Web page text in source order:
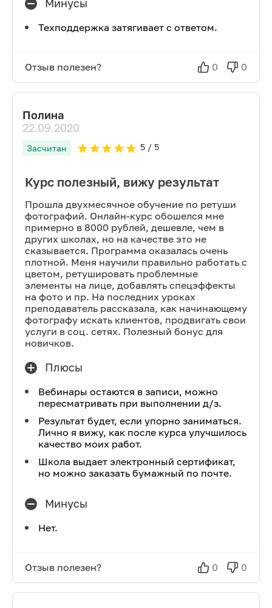
Минусы
Техподдержка затягивает с ответом.
Отзыв полезен? 0 0
Полина
22.09.2020
Засчитан 5/ 5
Курс полезный, вижу результат
Прошла двухмесячное обучение по ретуши
фотографий. Онлайн-курс обошелся мне
примерно в 8000 рублей, дешевле, чем в
других школах, но на качестве это не
сказывается. Программа оказалась очень
плотной. Меня научили правильно работать с
цветом, ретушировать проблемные
элементы на лице, добавлять спецэффекты
на фото и пр. На последних уроках
преподаватель рассказала, как начинающему
фотографу искать клиентов, продвигать свои
услуги в соц. сетях. Полезный бонус для
новичков.
Плюсы
Вебинары остаются в записи, можно
пересматривать при выполнении д/з.
Результат будет, если упорно заниматься.
Лично я вижу, как после курса улучшилось
качество моих работ.
Школа выдает электронный сертификат,
но можно заказать бумажный по почте.
Минусы
Нет.
Отзыв полезен? 0 0